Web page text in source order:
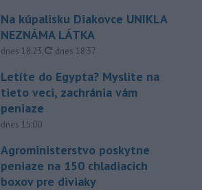
Na kúpalisku Diakovce UNIKLA
NEZNÁMA LÁTKA
dnes 18:23, aktualizované
dnes 18:37
Letíte do Egypta? Myslite na
tieto veci, zachránia vám
peniaze
dnes 15:00
Agroministerstvo poskytne
peniaze na 150 chladiacich
boxov pre diviaky